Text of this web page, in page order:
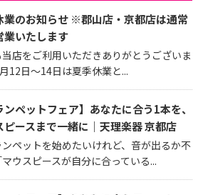
業のお知らせ ※郡山店・京都店は通常
業いたします
店をご利用いただきありがとうございま
12日～14日は夏季休業と...
ンペットフェア】あなたに合う1本を、
ピースまで一緒に｜天理楽器 京都店
ンペットを始めたいけれど、音が出るか不
ウスピースが自分に合っている...